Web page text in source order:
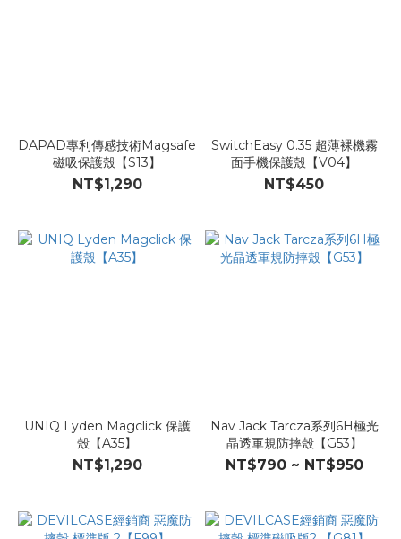
DAPAD專利傳感技術Magsafe
磁吸保護殼【S13】
NT$1,290
SwitchEasy 0.35 超薄裸機霧
面手機保護殼【V04】
NT$450
UNIQ Lyden Magclick 保護
殼【A35】
NT$1,290
Nav Jack Tarcza系列6H極光
晶透軍規防摔殼【G53】
NT$790 ~ NT$950